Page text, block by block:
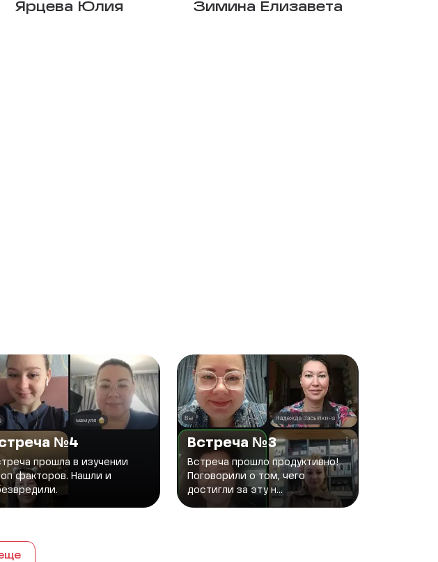
Ярцева Юлия Зимина Елизавета
№4
прошла в изучении
факторов. Нашли и
Встреча №3
Встреча прошло продуктивно!
Поговорили о том, чего
достигли за эту н...